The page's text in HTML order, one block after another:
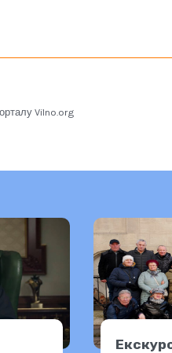
Vilno.org